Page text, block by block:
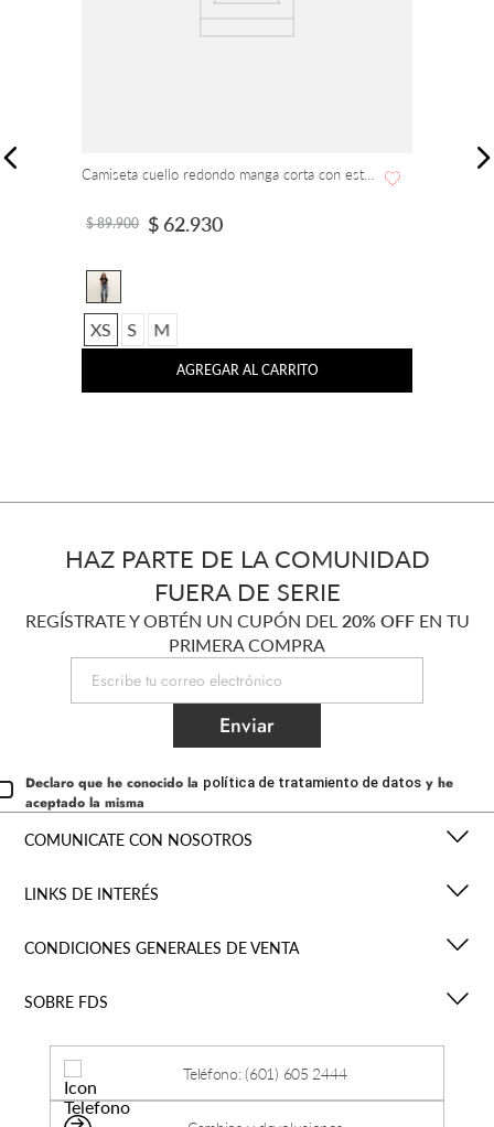
$ 89.900 $ 62.930
XS S M
AGREGAR AL CARRITO
HAZ PARTE DE LA COMUNIDAD
FUERA DE SERIE
REGÍSTRATE Y OBTÉN UN CUPÓN DEL 20% OFFEN TU
PRIMERA COMPRA
Enviar
Declaro que he conocido la política de tratamiento de datos y he
aceptado la misma
COMUNICATE CON NOSOTROS
LINKS DE INTERÉS
CONDICIONES GENERALES DE VENTA
SOBRE FDS
Teléfono: (601) 605 2444